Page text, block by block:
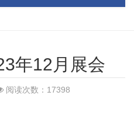
年12月展会
阅读次数：17398